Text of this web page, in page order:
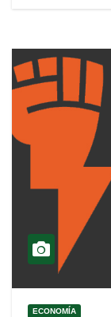
ECONOMÍA